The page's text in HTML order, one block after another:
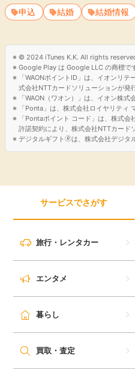
ス！
（各イベント毎に特典内容は
申込 結婚 結婚情報
© 2024 iTunes K.K. All rights
Google Play は Google LLC の商標で
「WAONポイントID」は、イオンリ
式会社NTTカードソリューションが発
「WAON（ワオン）」は、イオン株式
「Ponta」は、株式会社ロイヤリティ
「Pontaポイント コード」は、株式
許諾契約により、株式会社NTTカード
デジタルギフト🄬は、株式会社デジタ
サービスでさがす
旅行・レンタカー
エンタメ
暮らし
買取・査定